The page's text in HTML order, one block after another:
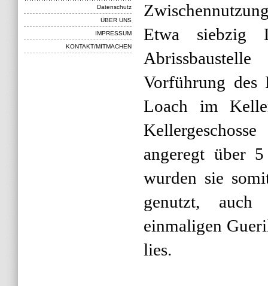
Datenschutz
ÜBER UNS
IMPRESSUM
KONTAKT/MITMACHEN
Etwa
Vorführung des
Loach im
angeregt über
wurden sie
genutzt,
einmaligen
lies.